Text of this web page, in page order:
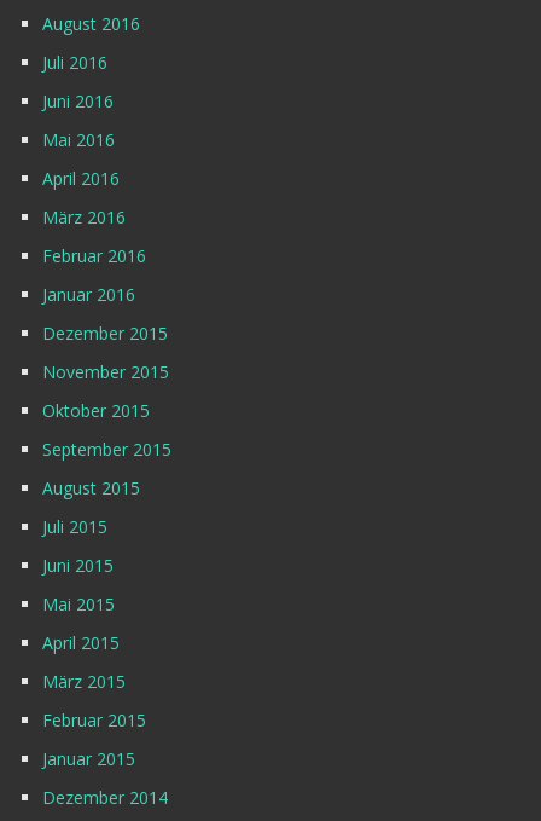
August 2016
Juli 2016
Juni 2016
Mai 2016
April 2016
März 2016
Februar 2016
Januar 2016
Dezember 2015
November 2015
Oktober 2015
September 2015
August 2015
Juli 2015
Juni 2015
Mai 2015
April 2015
März 2015
Februar 2015
Januar 2015
Dezember 2014